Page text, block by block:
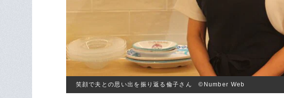
笑顔で夫との思い出を振り返る倫子さん ©Number Web